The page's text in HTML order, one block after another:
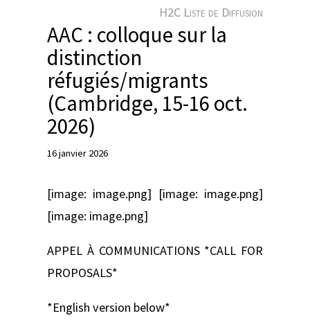
r
H2C Liste de Diffusion
AAC : colloque sur la
distinction
réfugiés/migrants
(Cambridge, 15-16 oct.
2026)
16 janvier 2026
[image: image.png] [image: image.png]
[image: image.png]
APPEL À COMMUNICATIONS *CALL FOR
PROPOSALS*
*English version below*